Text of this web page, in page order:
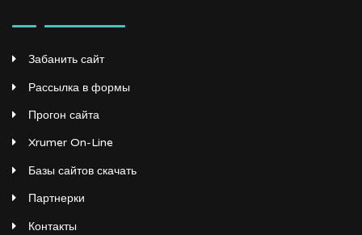
Забанить сайт
Рассылка в формы
Прогон сайта
Xrumer On-Line
Базы сайтов скачать
Партнерки
Контакты